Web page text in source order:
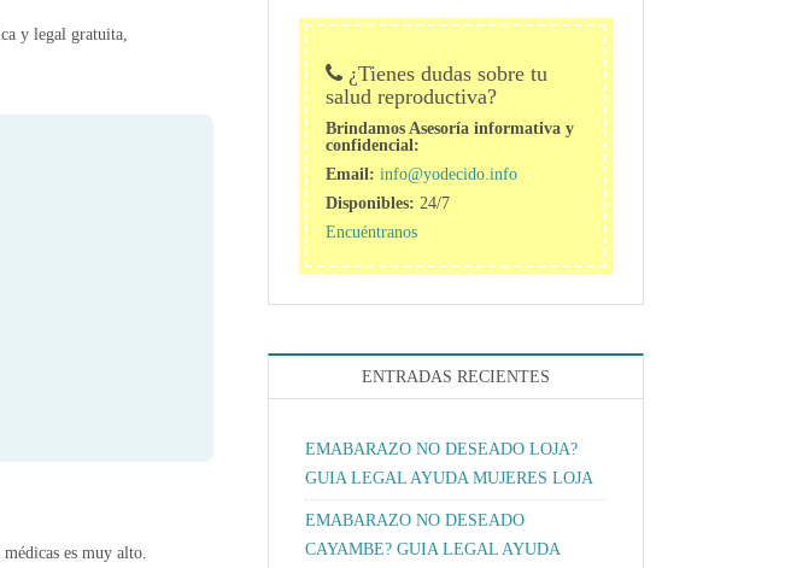
y legal gratuita,
es muy alto.
¿Tienes dudas sobre tu
salud reproductiva?
Brindamos Asesoría informativa y
confidencial:
Email: info@yodecido.info
Disponibles: 24/7
Encuéntranos
ENTRADAS RECIENTES
EMABARAZO NO DESEADO LOJA?
GUIA LEGAL AYUDA MUJERES LOJA
EMABARAZO NO DESEADO
CAYAMBE? GUIA LEGAL AYUDA